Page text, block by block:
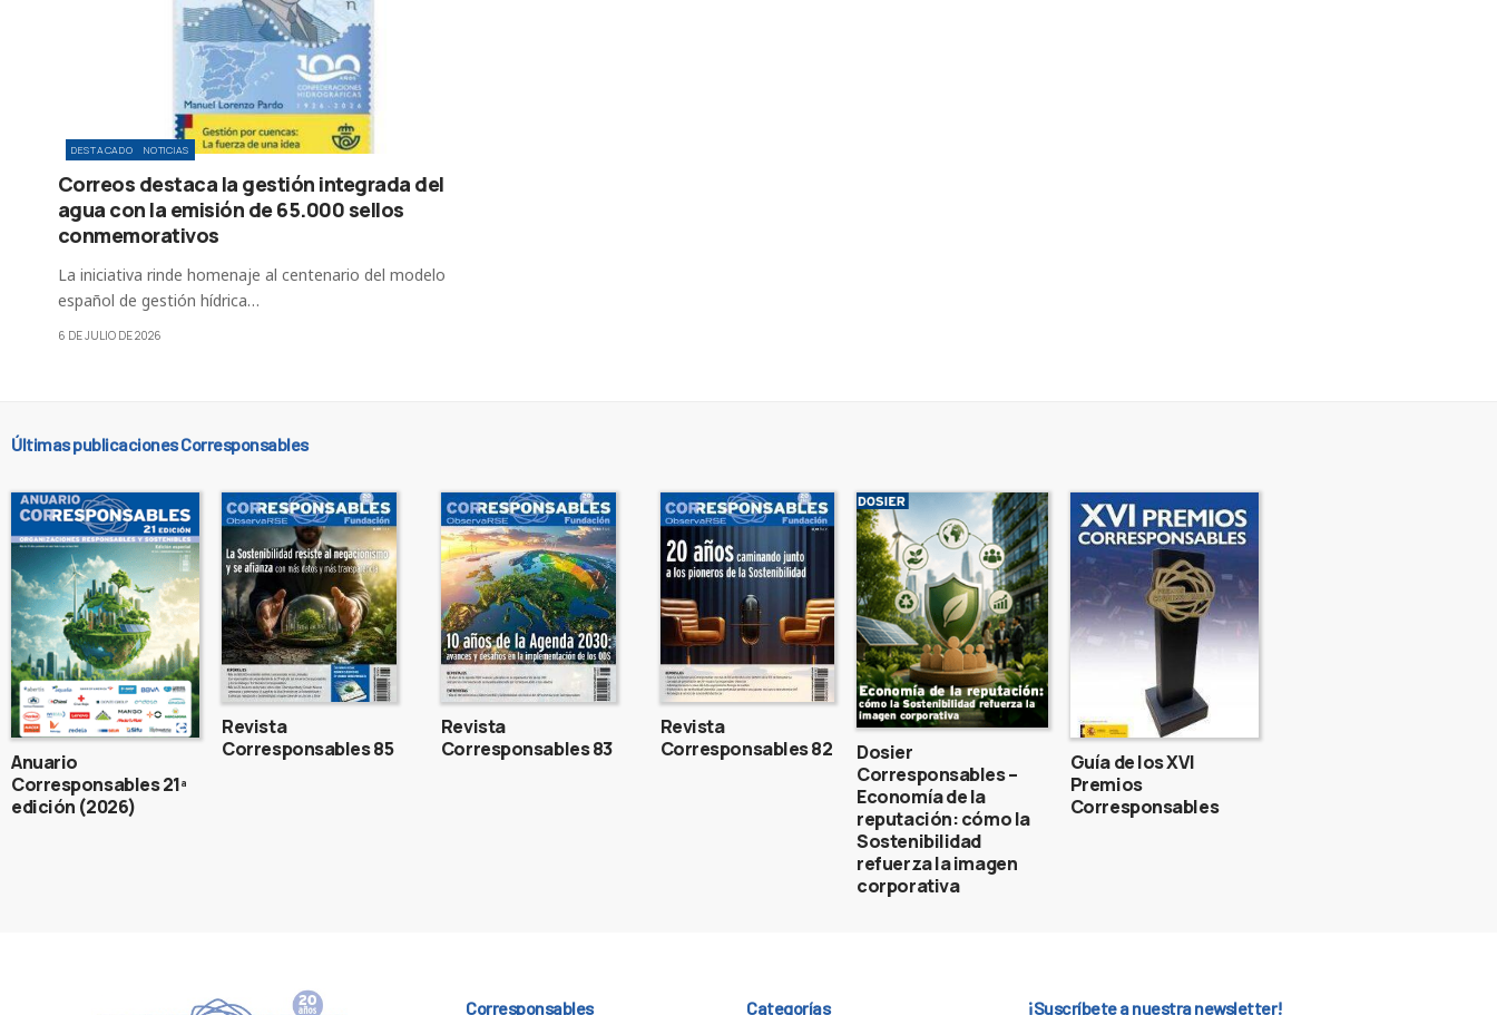
DESTACADO NOTICIAS
Correos destaca la gestión integrada del
agua con la emisión de 65.000 sellos
conmemorativos
La iniciativa rinde homenaje al centenario del modelo
español de gestión hídrica…
6 DE JULIO DE 2026
Últimas publicaciones Corresponsables
Anuario
Corresponsables 21ª
edición (2026)
Revista
Corresponsables 85
Revista
Corresponsables 83
Revista
Corresponsables 82
Dosier
Corresponsables –
Economía de la
reputación: cómo la
Sostenibilidad
refuerza la imagen
corporativa
Guía de los XVI
Premios
Corresponsables
Corresponsables Categorías ¡Suscríbete a nuestra newsletter!